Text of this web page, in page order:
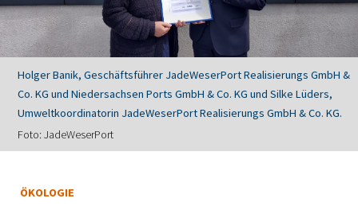
Holger Banik, Geschäftsführer JadeWeserPort Realisierungs GmbH &
Co. KG und Niedersachsen Ports GmbH & Co. KG und Silke Lüders,
Umweltkoordinatorin JadeWeserPort Realisierungs GmbH & Co. KG.
Foto: JadeWeserPort
ÖKOLOGIE